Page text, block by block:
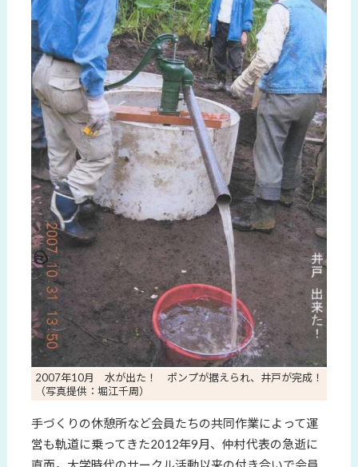
2007年10月 水が出た！ ポンプが据えられ、井戸が完成！
（写真提供：堀江千周）
手づくりの休憩所など会員たちの共同作業によって運
営も軌道に乗ってきた2012年9月、仲村代表の急逝に